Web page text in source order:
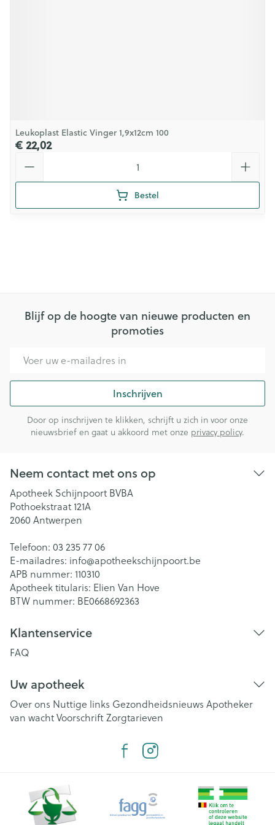
Leukoplast Elastic Vinger 1,9x12cm 100
€ 22,02
Bestel
Blijf op de hoogte van nieuwe producten en
promoties
Inschrijven
Door op inschrijven te klikken, schrijft u zich in voor onze
nieuwsbrief en gaat u akkoord met onze privacy policy.
Neem contact met ons op
Apotheek Schijnpoort BVBA
Pothoekstraat 121A
2060 Antwerpen
Telefoon: 03 235 77 06
E-mailadres: info@apotheekschijnpoort.be
APB nummer: 110310
Apotheek titularis: Elien Van Hove
BTW nummer: BE0668692363
Klantenservice
FAQ
Uw apotheek
Over ons Nuttige links Gezondheidsnieuws Apotheker
van wachtVoorschriftZorgtarieven